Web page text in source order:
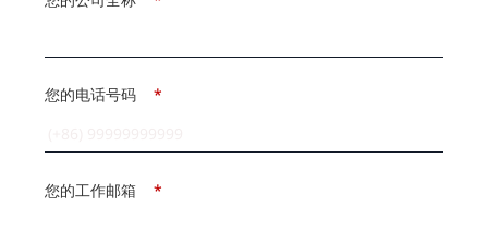
*
您的电话号码
*
您的工作邮箱